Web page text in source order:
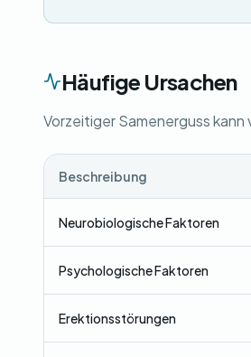
Häufige Ursachen
Vorzeitiger Samenerguss
Beschreibung
Neurobiologische Faktoren
Psychologische Faktoren
Erektionsstörungen